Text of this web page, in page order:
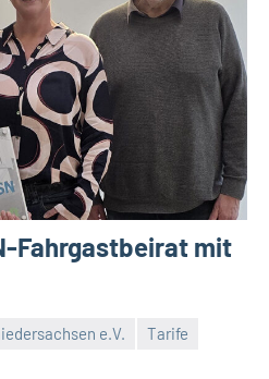
Fahrgastbeirat mit
e.V.
Tarife